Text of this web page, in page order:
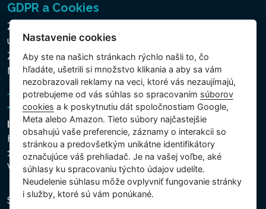
GDPR a Cookies
Zásady ochrany osobných a ďalších spracovávaných
údajov
Zásady používania súborov cookies
Nastavenie cookies
Intex Trading, s.r.o.
Hradecká 2526/3
130 00 Praha 3
Vinohrady - Česká republika
Spoločnosť je zapísaná na Mestskom súde v Prahe,
Nastavenie cookies
Aby ste na našich stránkach rýchlo našli to, čo
hľadáte, ušetrili si množstvo klikania a aby sa vám
nezobrazovali reklamy na veci, ktoré vás nezaujímajú,
potrebujeme od vás súhlas so spracovaním súborov
cookies a k poskytnutiu dát spoločnostiam Google,
Meta alebo Amazon. Tieto súbory najčastejšie
obsahujú vaše preferencie, záznamy o interakcii so
stránkou a predovšetkým unikátne identifikátory
označujúce váš prehliadač. Je na vašej voľbe, aké
súhlasy ku spracovaniu týchto údajov udelíte.
Neudelenie súhlasu mȏže ovplyvniť fungovanie stránky
i služby, ktoré sú vám ponúkané.